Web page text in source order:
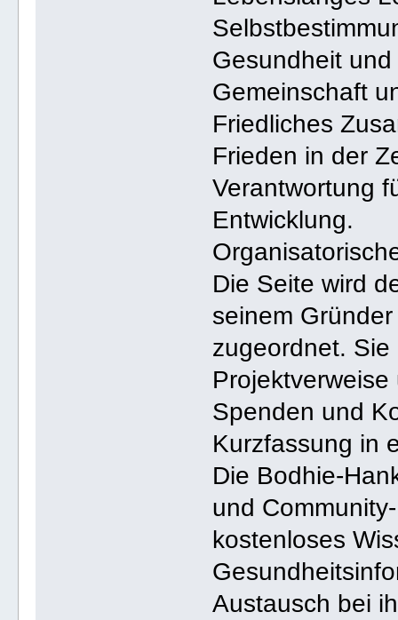
Gesundheit
Gemeinschaft
Friedliches
Frieden in der
Verantwortung
Entwicklung.
Die Seite wird
seinem
zugeordnet.
Spenden und
Kurzfassung in
Die Bodhie-
und
kostenloses
Austausch bei